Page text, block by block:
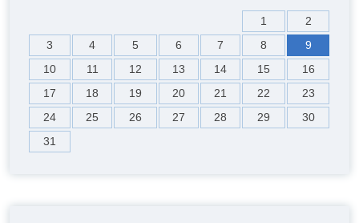
1
2
3
4 5 6 7 8
9
10
11 12 13 14 15
16
17
18 19 20 21 22
23
24
25 26 27 28 29
30
31